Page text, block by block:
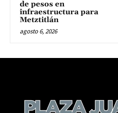
de pesos en
infraestructura para
Metztitlán
agosto 6, 2026